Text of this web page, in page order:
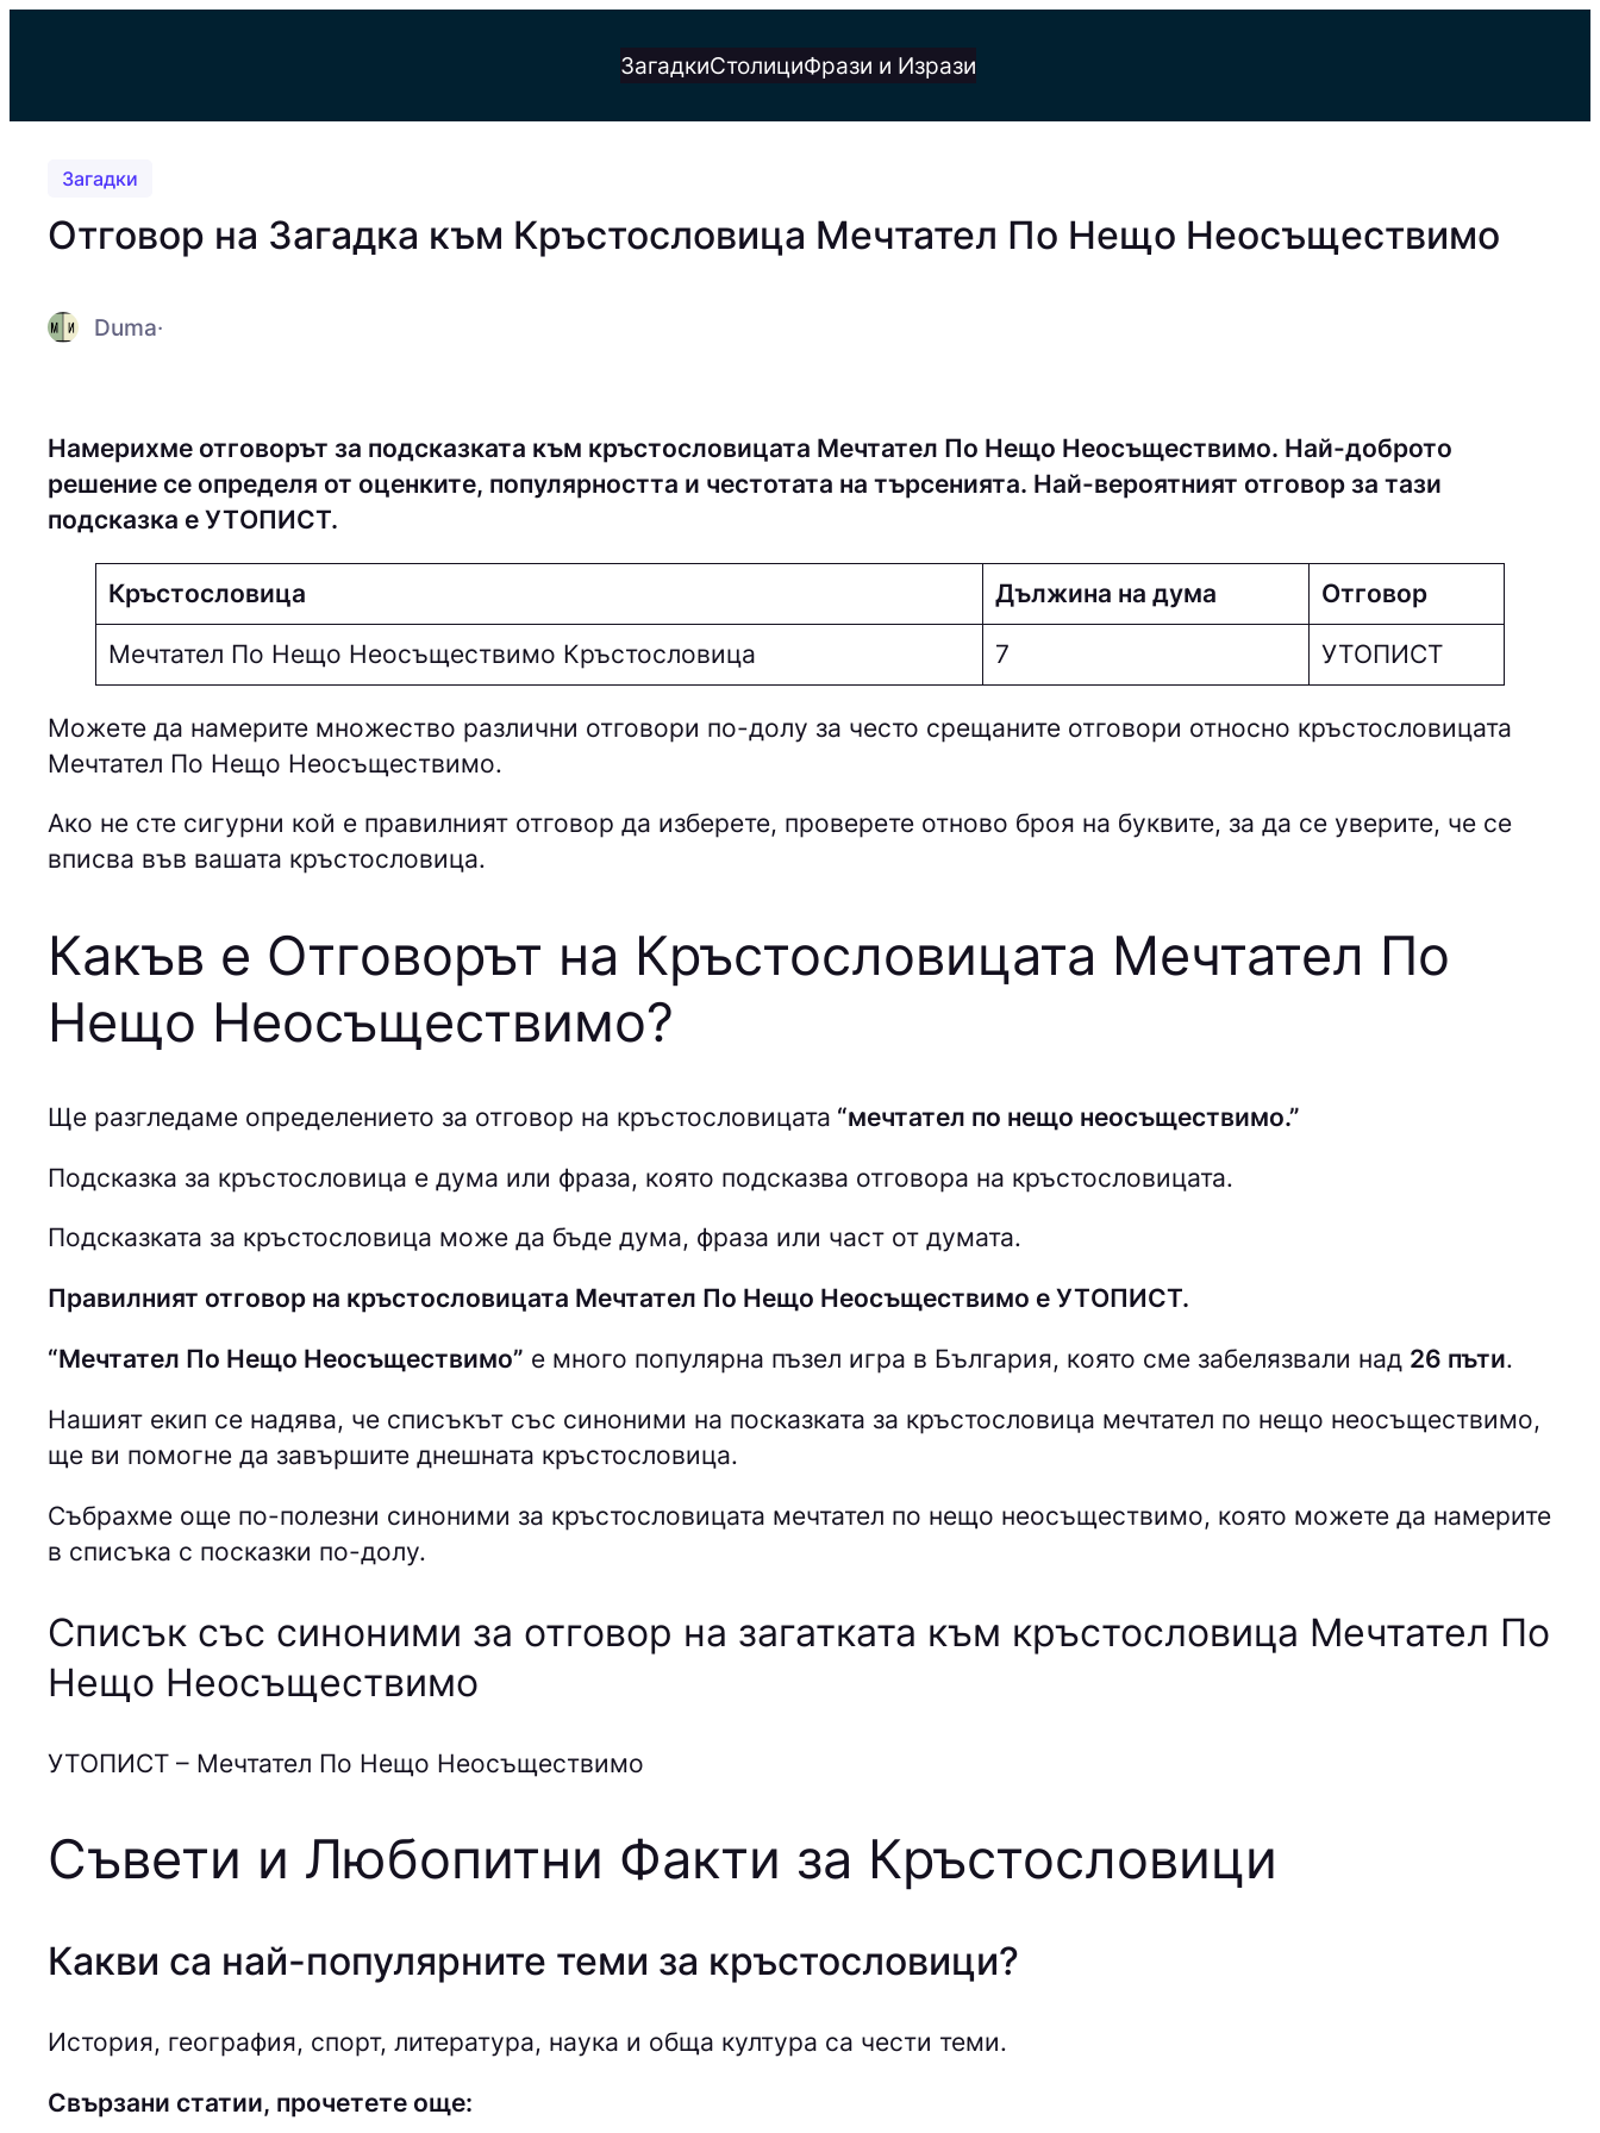
ЗагадкиСтолициФрази и Изрази
Загадки
Отговор на Загадка към Кръстословица Мечтател По Нещо Неосъществимо
Duma·
Намерихме отговорът за подсказката към кръстословицата Мечтател По Нещо Неосъществимо. Най-доброто
решение се определя от оценките, популярността и честотата на търсенията. Най-вероятният отговор за тази
подсказка е УТOПИCТ.
Кръстословица Дължина на дума Отговор
Мечтател По Нещо Неосъществимо Кръстословица 7 УТOПИCТ
Можете да намерите множество различни отговори по-долу за често срещаните отговори относно кръстословицата
Мечтател По Нещо Неосъществимо.
Ако не сте сигурни кой е правилният отговор да изберете, проверете отново броя на буквите, за да се уверите, че се
вписва във вашата кръстословица.
Какъв е Отговорът на Кръстословицата Мечтател По
Нещо Неосъществимо?
Ще разгледаме определението за отговор на кръстословицата “мечтател по нещо неосъществимо.”
Подсказка за кръстословица е дума или фраза, която подсказва отговора на кръстословицата.
Подсказката за кръстословица може да бъде дума, фраза или част от думата.
Правилният отговор на кръстословицата Мечтател По Нещо Неосъществимо е УТOПИCТ.
“Мечтател По Нещо Неосъществимо” е много популярна пъзел игра в България, която сме забелязвали над 26 пъти.
Нашият екип се надява, че списъкът със синоними на посказката за кръстословица мечтател по нещо неосъществимо,
ще ви помогне да завършите днешната кръстословица.
Събрахме още по-полезни синоними за кръстословицата мечтател по нещо неосъществимо, която можете да намерите
в списъка с посказки по-долу.
Списък със синоними за отговор на загатката към кръстословица Мечтател По
Нещо Неосъществимо
УТOПИCТ – Мечтател По Нещо Неосъществимо
Съвети и Любопитни Факти за Кръстословици
Какви са най-популярните теми за кръстословици?
История, география, спорт, литература, наука и обща култура са чести теми.
Свързани статии, прочетете още: